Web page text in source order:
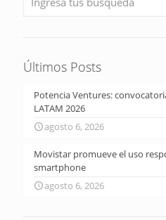
Últimos Posts
Potencia Ventures:
LATAM 2026
agosto 6, 2026
Movistar promueve el uso
smartphone
agosto 6, 2026